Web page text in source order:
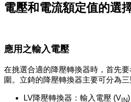
電壓和電流額定值的選
應用之輸入電壓
在挑選合適的降壓轉換器時，首先
圍。立錡的降壓轉換器主要可分為三
LV降壓轉換器：輸入電壓 (V IN